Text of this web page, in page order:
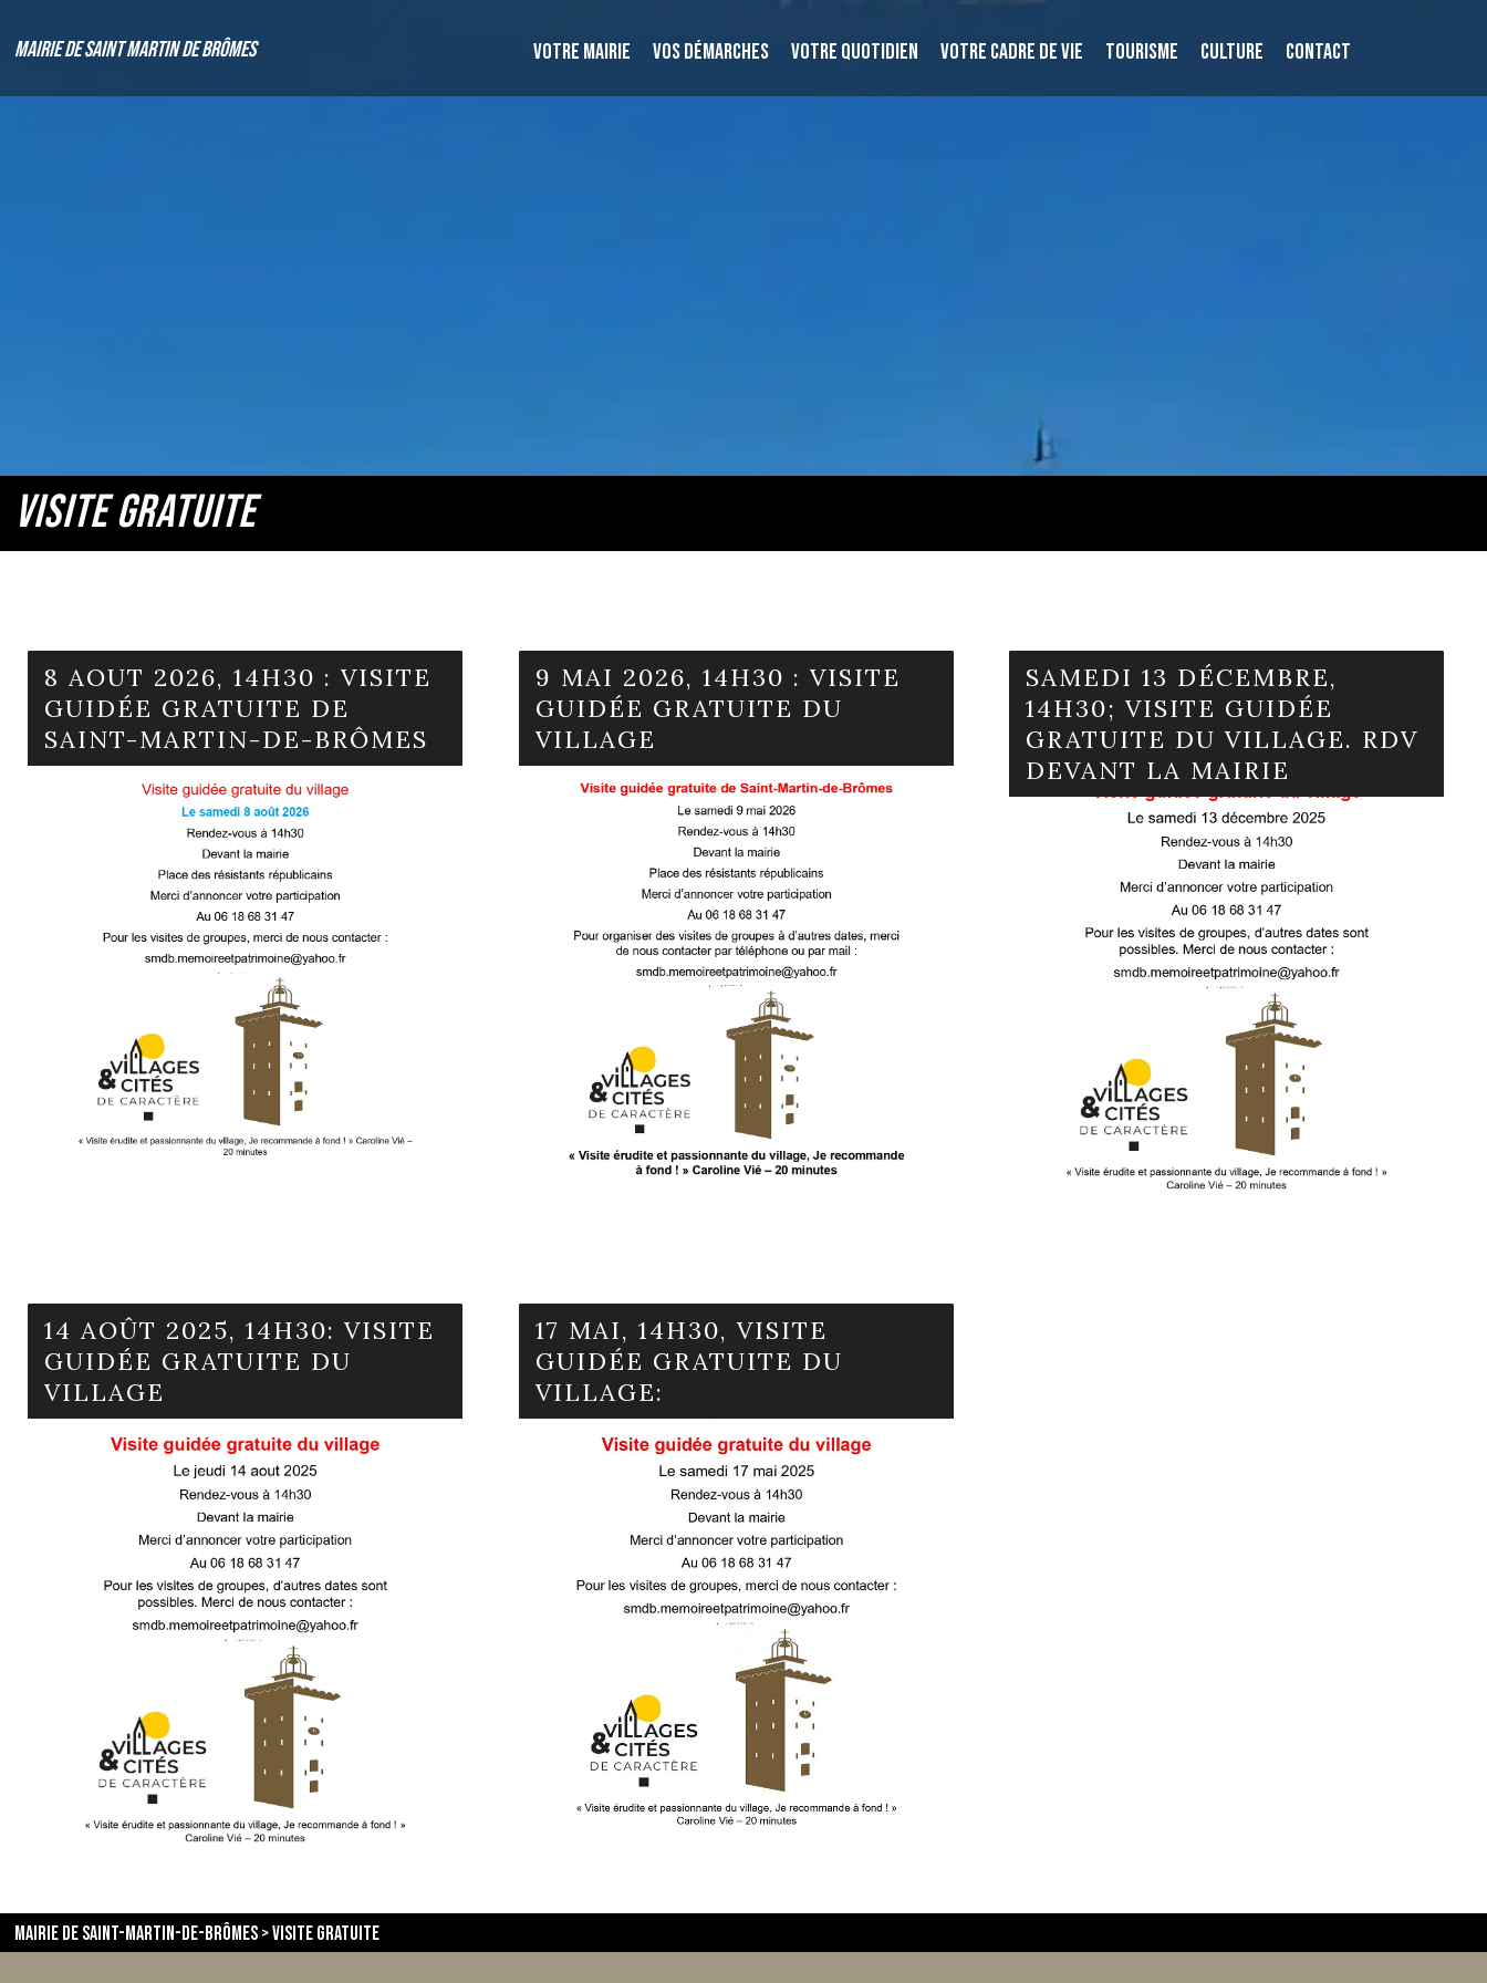
Mairie de Saint Martin de Brômes VOTRE MAIRIE VOS DÉMARCHES VOTRE QUOTIDIEN VOTRE CADRE DE VIE TOURISME CULTURE CONTACT
VISITE GRATUITE
8 AOUT 2026, 14H30 : VISITE
GUIDÉE GRATUITE DE
SAINT-MARTIN-DE-BRÔMES
9 MAI 2026, 14H30 : VISITE
GUIDÉE GRATUITE DU
VILLAGE
SAMEDI 13 DÉCEMBRE,
14H30; VISITE GUIDÉE
GRATUITE DU VILLAGE. RDV
DEVANT LA MAIRIE
14 AOÛT 2025, 14H30: VISITE
GUIDÉE GRATUITE DU
VILLAGE
17 MAI, 14H30, VISITE
GUIDÉE GRATUITE DU
VILLAGE:
En savoir plus
Mairie de Saint-Martin-de-Brômes>visite gratuite